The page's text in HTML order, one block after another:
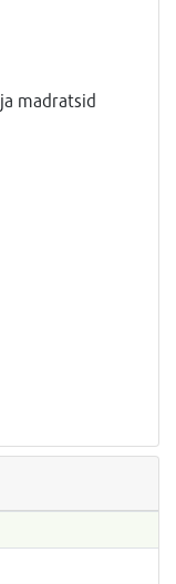
madratsid